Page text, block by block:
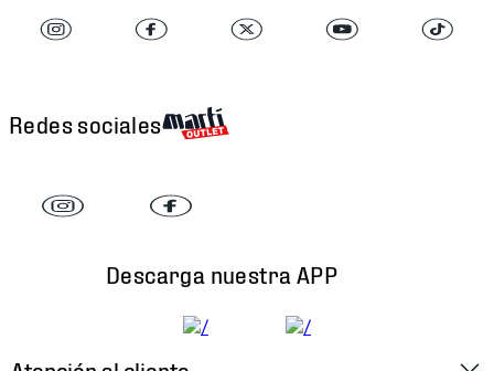
Redes sociales
Descarga nuestra APP